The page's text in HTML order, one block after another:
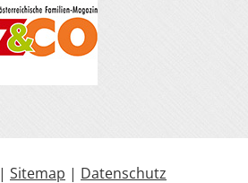
| Sitemap | Datenschutz